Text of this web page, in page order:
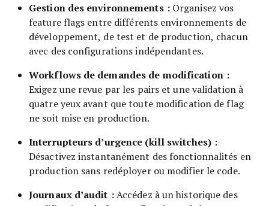
Gestion des environnements :Organisez vos
feature flags entre différents environnements de
développement, de test et de production, chacun
avec des configurations indépendantes.
Workflows de demandes de modification :
Exigez une revue par les pairs et une validation à
quatre yeux avant que toute modification de flag
ne soit mise en production.
Interrupteurs d’urgence (kill switches) :
Désactivez instantanément des fonctionnalités en
production sans redéployer ou modifier le code.
Journaux d’audit :Accédez à un historique des